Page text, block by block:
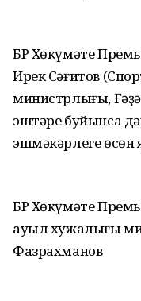
БР Хөкүмәте
Ирек Сәғитов
министрлығы,
эштәре буйынса
эшмәкәрлеге өсөн
БР Хөкүмәте
ауыл хужалығы
Фазрахманов